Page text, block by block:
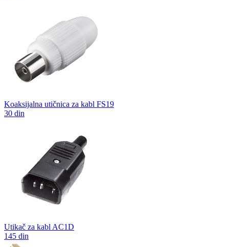
Koaksijalna utičnica za kabl FS19
30 din
Utikač za kabl AC1D
145 din